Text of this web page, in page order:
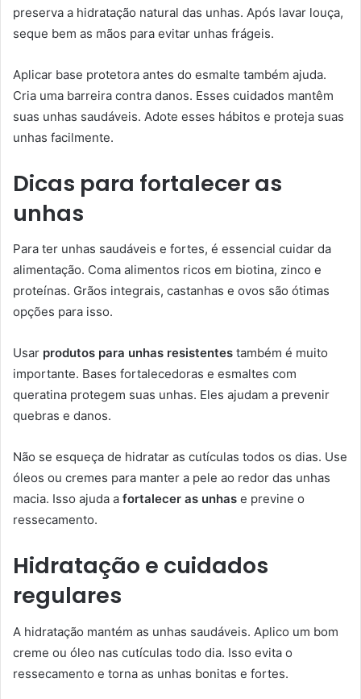
preserva a hidratação natural das unhas. Após lavar louça,
seque bem as mãos para evitar unhas frágeis.
Aplicar base protetora antes do esmalte também ajuda.
Cria uma barreira contra danos. Esses cuidados mantêm
suas unhas saudáveis. Adote esses hábitos e proteja suas
unhas facilmente.
Dicas para fortalecer as
unhas
Para ter unhas saudáveis e fortes, é essencial cuidar da
alimentação. Coma alimentos ricos em biotina, zinco e
proteínas. Grãos integrais, castanhas e ovos são ótimas
opções para isso.
Usar produtos para unhas resistentes também é muito
importante. Bases fortalecedoras e esmaltes com
queratina protegem suas unhas. Eles ajudam a prevenir
quebras e danos.
Não se esqueça de hidratar as cutículas todos os dias. Use
óleos ou cremes para manter a pele ao redor das unhas
macia. Isso ajuda a fortalecer as unhas e previne o
ressecamento.
Hidratação e cuidados
regulares
A hidratação mantém as unhas saudáveis. Aplico um bom
creme ou óleo nas cutículas todo dia. Isso evita o
ressecamento e torna as unhas bonitas e fortes.